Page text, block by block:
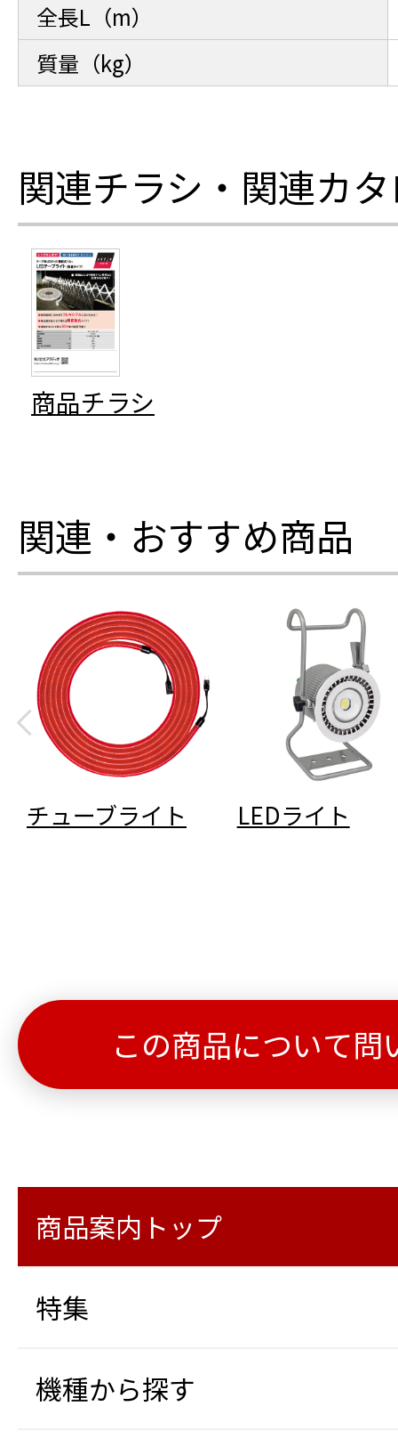
全長L（m）
質量（kg）
関連チラシ・関連カ
商品チラシ
関連・おすすめ商品
チューブライト LEDライト
この商品について問
商品案内トップ
特集
機種から探す